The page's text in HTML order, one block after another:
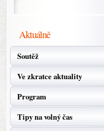
Aktuálně
Soutěž
Ve zkratce aktuality
Program
Tipy na volný čas